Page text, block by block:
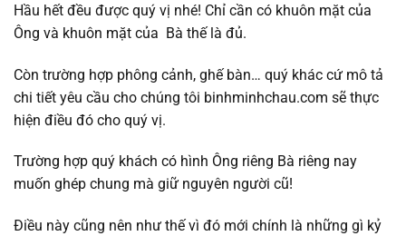
Hầu hết đều được quý vị nhé! Chỉ cần có khuôn mặt của
Ông và khuôn mặt của Bà thế là đủ.
Còn trường hợp phông cảnh, ghế bàn… quý khác cứ mô tả
chi tiết yêu cầu cho chúng tôi binhminhchau.com sẽ thực
hiện điều đó cho quý vị.
Trường hợp quý khách có hình Ông riêng Bà riêng nay
muốn ghép chung mà giữ nguyên người cũ!
Điều này cũng nên như thế vì đó mới chính là những gì kỷ